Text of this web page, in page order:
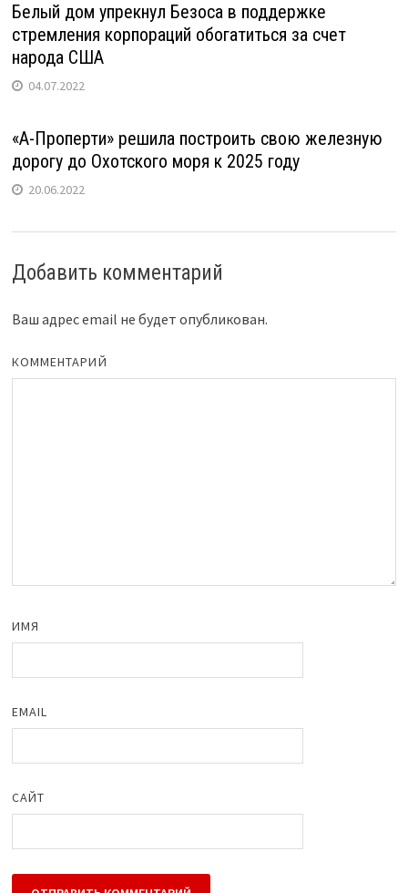
Белый дом упрекнул Безоса в поддержке
стремления корпораций обогатиться за счет
народа США
04.07.2022
«А-Проперти» решила построить свою железную
дорогу до Охотского моря к 2025 году
20.06.2022
Добавить комментарий
Ваш адрес email не будет опубликован.
КОММЕНТАРИЙ
ИМЯ
EMAIL
САЙТ